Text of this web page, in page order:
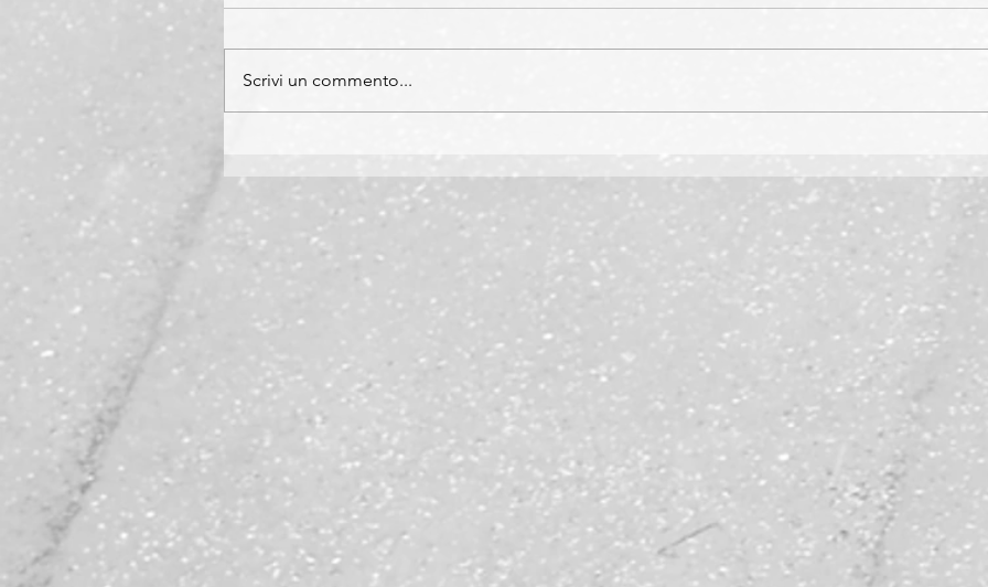
Scrivi un commento...